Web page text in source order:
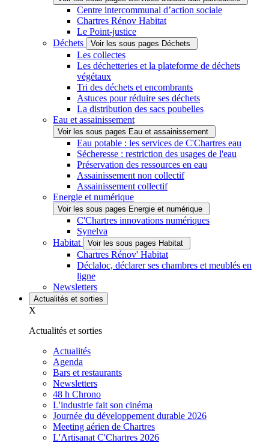
Centre intercommunal d’action sociale
Chartres Rénov Habitat
Le Point-justice
Déchets
Voir les sous pages Déchets
Les collectes
Les déchetteries et la plateforme de déchets
végétaux
Tri des déchets et encombrants
Astuces pour réduire ses déchets
La distribution des sacs poubelles
Eau et assainissement
Voir les sous pages Eau et assainissement
Eau potable : les services de C'Chartres eau
Sécheresse : restriction des usages de l'eau
Préservation des ressources en eau
Assainissement non collectif
Assainissement collectif
Energie et numérique
Voir les sous pages Energie et numérique
C'Chartres innovations numériques
Synelva
Habitat
Voir les sous pages Habitat
Chartres Rénov' Habitat
Déclaloc, déclarer ses chambres et meublés en
ligne
Newsletters
Actualités et sorties
X
Actualités et sorties
Actualités
Agenda
Bars et restaurants
Newsletters
48 h Chrono
L'industrie fait son cinéma
Journée du développement durable 2026
Meeting aérien de Chartres
L'Artisanat C'Chartres 2026